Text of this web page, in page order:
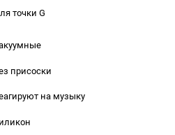
точки G
присоски
на музыку